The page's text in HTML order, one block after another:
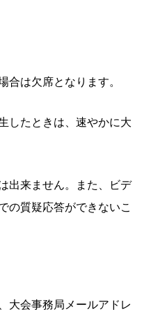
合は欠席となります。
したときは、速やかに大
出来ません。また、ビデ
の質疑応答ができないこ
大会事務局メールアドレ